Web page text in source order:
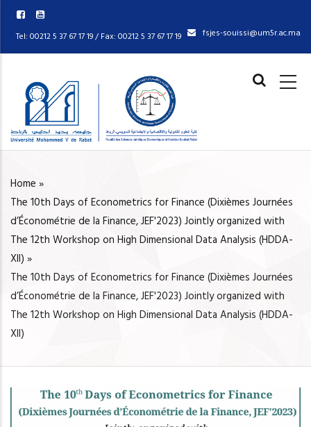
Skip
Tel: 00212 5 37 67 17 19 / Fax: 00212 5 37 67 17 19 fsjes-souissi@um5r.ac.ma
MAIN
BREADCRUMB
Home »
The 10th Days of Econometrics for Finance (Dixièmes Journées
d’Économétrie de la Finance, JEF'2023) Jointly organized with
The 12th Workshop on High Dimensional Data Analysis (HDDA-
XII) »
The 10th Days of Econometrics for Finance (Dixièmes Journées
d’Économétrie de la Finance, JEF'2023) Jointly organized with
The 12th Workshop on High Dimensional Data Analysis (HDDA-
XII)